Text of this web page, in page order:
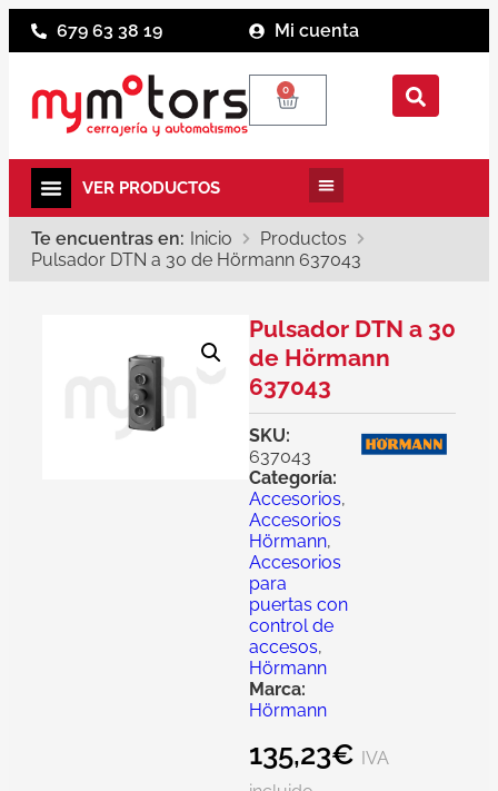
679 63 38 19 Mi cuenta
0
Te encuentras en: Inicio
Productos
Pulsador DTN a 30 de Hörmann 637043
Pulsador DTN a 30
de Hörmann
637043
SKU:
637043
Categoría:
Accesorios,
Accesorios
Hörmann,
Accesorios
para
puertas con
control de
accesos,
Hörmann
Marca:
Hörmann
135,23€ IVA